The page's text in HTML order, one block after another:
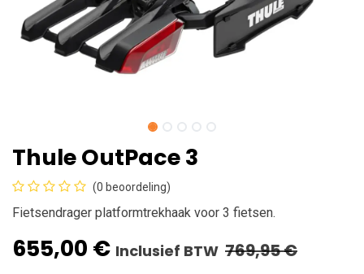
Thule OutPace 3
(0 beoordeling)
Fietsendrager platformtrekhaak voor 3 fietsen.
655,00 € Inclusief BTW 769,95€